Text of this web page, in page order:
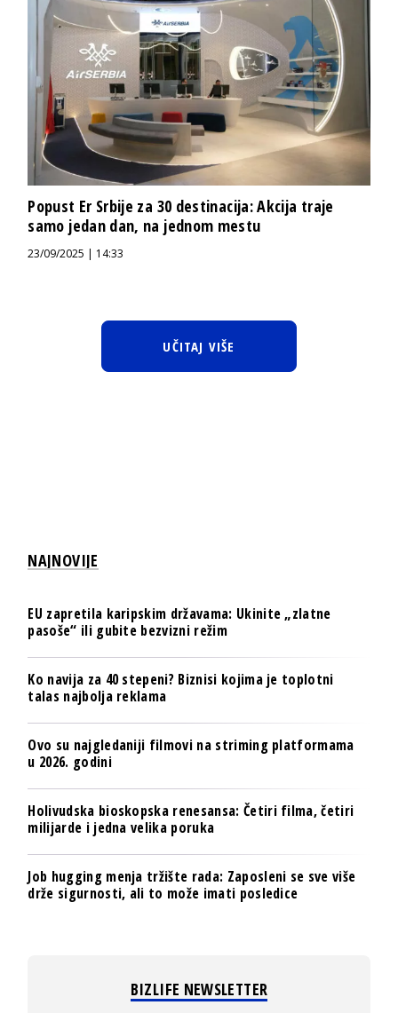
Popust Er Srbije za 30 destinacija: Akcija traje
samo jedan dan, na jednom mestu
23/09/2025 | 14:33
UČITAJ VIŠE
NAJNOVIJE
EU zapretila karipskim državama: Ukinite „zlatne
pasoše“ ili gubite bezvizni režim
Ko navija za 40 stepeni? Biznisi kojima je toplotni
talas najbolja reklama
Ovo su najgledaniji filmovi na striming platformama
u 2026. godini
Holivudska bioskopska renesansa: Četiri filma, četiri
milijarde i jedna velika poruka
Job hugging menja tržište rada: Zaposleni se sve više
drže sigurnosti, ali to može imati posledice
BIZLIFE NEWSLETTER